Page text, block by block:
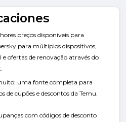
preços disponíveis para
para múltiplos dispositivos,
e ofertas de renovação através do
uma fonte completa para
de cupões e descontos da Temu.
com códigos de desconto